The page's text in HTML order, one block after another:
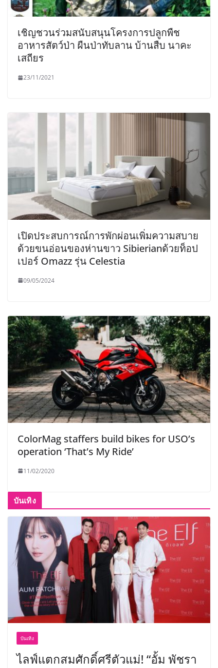
เชิญชวนร่วมสนับสนุนโครงการปลูกพืช
อาหารสัตว์ป่า ผืนป่าทับลาน บ้านสืบ นาคะ
เสถียร
23/11/2021
เปิดประสบการณ์การพักผ่อนเพิ่มความสบาย
ด้วยขนอ่อนของห่านขาว Sibierianด้วยท็อป
เปอร์ Omazz รุ่น Celestia
09/05/2024
ColorMag staffers build bikes for USO’s
operation ‘That’s My Ride’
11/02/2020
บันเทิง
บันเทิง
ไลฟ์แตกสมศักดิ์ศรีตัวแม่! “อั้ม พัชรา